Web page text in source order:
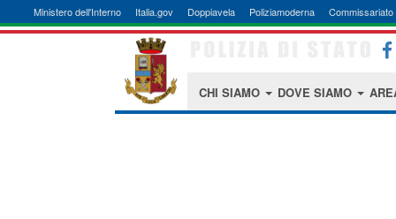
Ministero dell'Interno Italia.gov Doppiavela Poliziamoderna Commissariato
CHI SIAMO DOVE SIAMO